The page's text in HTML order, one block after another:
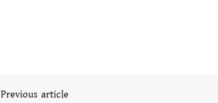
Previous article